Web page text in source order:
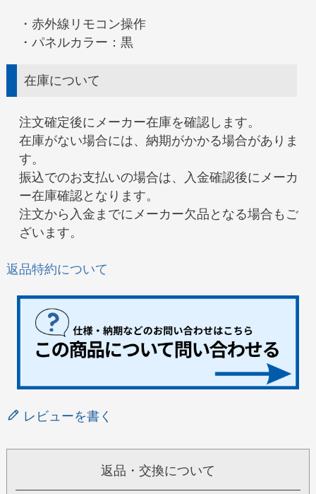
・赤外線リモコン操作
・パネルカラー：黒
在庫について
注文確定後にメーカー在庫を確認します。
在庫がない場合には、納期がかかる場合がありま
す。
振込でのお支払いの場合は、入金確認後にメーカ
ー在庫確認となります。
注文から入金までにメーカー欠品となる場合もご
ざいます。
返品特約について
レビューを書く
返品・交換について